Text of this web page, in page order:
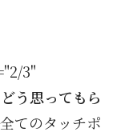
3"
う思ってもら
てのタッチポ